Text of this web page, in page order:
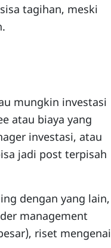
tagihan, meski
mungkin investasi
atau biaya yang
investasi, atau
jadi post terpisah
dengan yang lain,
management
riset mengenai